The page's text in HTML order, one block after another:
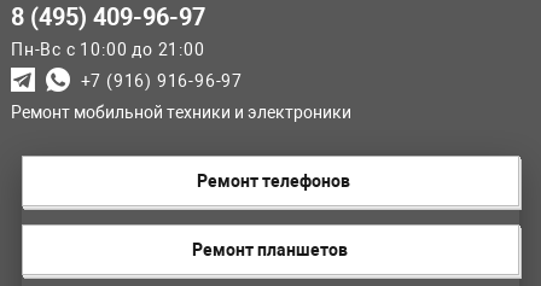
8 (495) 409-96-97
Пн-Вс с 10:00 до 21:00
+7 (916) 916-96-97
Ремонт мобильной техники и электроники
Ремонт телефонов
Ремонт планшетов